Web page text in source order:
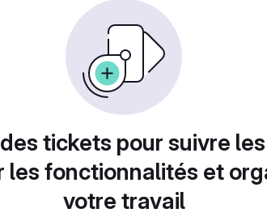
tickets pour suivre
les fonctionnalités et
votre travail